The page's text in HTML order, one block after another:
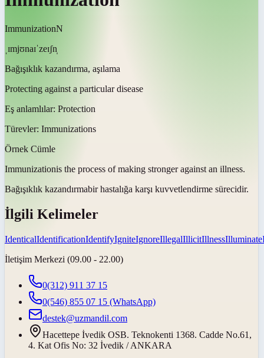
ImmunizationN
ˌɪmjʊnaɪˈzeɪʃn̩
Bağışıklık kazandırma, aşılama
Protecting against a particular disease
Eş anlamlılar: Protection
Türevler: Immunizations
Örnek Cümle
Immunizationis the process of making stronger against an illness.
Bağışıklık kazandırmabir hastalığa karşı kuvvetlendirme sürecidir.
İlgili Kelimeler
IdenticalIdentificationIdentifyIgniteIgnoreIllegalIllicitIllnessIlluminate
İletişim Merkezi (09.00 - 22.00)
0(312) 911 37 15
0(546) 855 07 15 (WhatsApp)
destek@uzmandil.com
Hacettepe İvedik OSB. Teknokenti 1368. Cadde No.61,
4. Kat Ofis No: 32 İvedik / ANKARA